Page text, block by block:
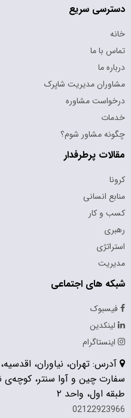
دسترسی سریع
خانه
تماس با ما
درباره ما
مشاوران مدیریت شاپرک
درخواست مشاوره
خدمات
چگونه مشاور شوم؟
مقالات پرطرفدار
کرونا
منابع انسانی
کسب و کار
رهبری
استراتژی
مدیریت
شبکه های اجتماعی
فیسبوک
لینکدین
اینستاگرام
آدرس: تهران، نیاوران،
طبقه اول، واحد ۲
02122923966